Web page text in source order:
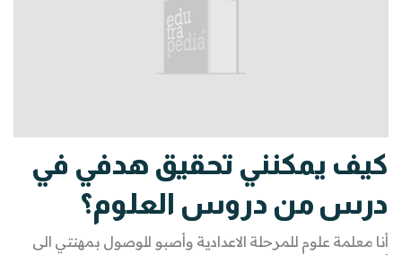
كيف يمكنني تحقيق هدفي في
درس من دروس العلوم؟
أنا معلمة علوم للمرحلة الاعدادية وأصبو للوصول بمهنتي الى